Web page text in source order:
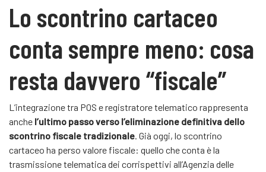
Lo scontrino cartaceo
conta sempre meno: cosa
resta davvero “fiscale”
L’integrazione tra POS e registratore telematico rappresenta
anche l’ultimo passo verso l’eliminazione definitiva dello
scontrino fiscale tradizionale. Già oggi, lo scontrino
cartaceo ha perso valore fiscale: quello che conta è la
trasmissione telematica dei corrispettivi all’Agenzia delle